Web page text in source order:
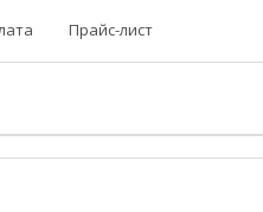
Прайс-лист